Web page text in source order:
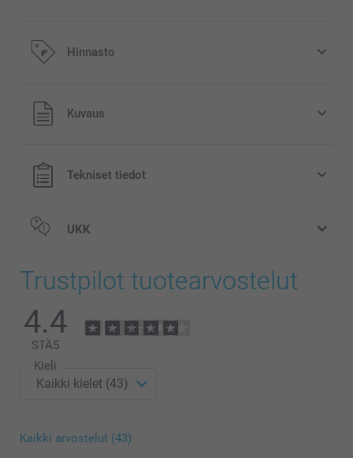
Hinnasto
Kaikki hinnat ovat euroina, sisältävät arvonlisäveron ja
eivät sisällä postikuluja.
Kuvaus
Tekniset tiedot
UKK
Trustpilot tuotearvostelut
4.4
STÄ5
Kieli
Kaikki arvostelut (43)